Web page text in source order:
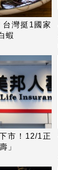
灣挺1國家
蝦
市！12/1正
」